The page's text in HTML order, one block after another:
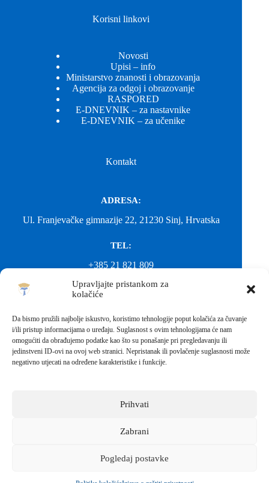
Upravljajte pristankom za
kolačiće
Da bismo pružili najbolje iskustvo, koristimo tehnologije poput kolačića za čuvanje
i/ili pristup informacijama o uređaju. Suglasnost s ovim tehnologijama će nam
omogućiti da obrađujemo podatke kao što su ponašanje pri pregledavanju ili
jedinstveni ID-ovi na ovoj web stranici. Nepristanak ili povlačenje suglasnosti može
negativno utjecati na određene karakteristike i funkcije.
Prihvati
Zabrani
Pogledaj postavke
Korisni linkovi
Novosti
Upisi – info
Ministarstvo znanosti i obrazovanja
Agencija za odgoj i obrazovanje
RASPORED
E-DNEVNIK – za nastavnike
E-DNEVNIK – za učenike
Kontakt
ADRESA:
Ul. Franjevačke gimnazije 22, 21230 Sinj, Hrvatska
TEL:
+385 21 821 809
EMAIL:
EMAIL:
fkgsinj@gmail.com
Svako neovlašteno preuzimanje fotografija i sadržaja s ove web
Sva prava pridržana © 2026 - FRANJEVAČKA KLASIČNA
PRAVOM JAVNOSTI